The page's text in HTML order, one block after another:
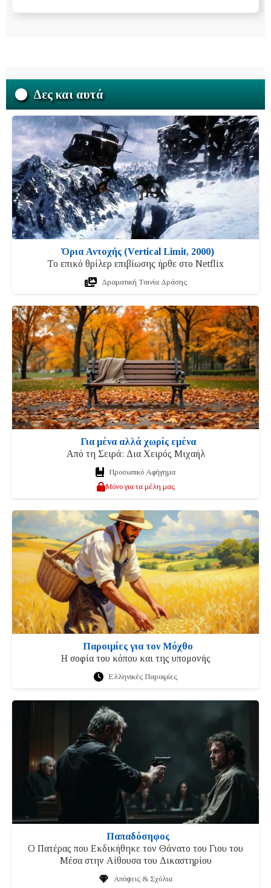
Δες και αυτά
Όρια Αντοχής (Vertical Limit, 2000)
Το επικό θρίλερ επιβίωσης ήρθε στο Netflix
Δραματική Ταινία Δράσης
Για μένα αλλά χωρίς εμένα
Από τη Σειρά: Δια Χειρός Μιχαήλ
Προσωπικό Αφήγημα
Μόνο για τα μέλη μας
Παροιμίες για τον Μόχθο
Η σοφία του κόπου και της υπομονής
Ελληνικές Παροιμίες
Παπαδόσηφος
Ο Πατέρας που Εκδικήθηκε τον Θάνατο του Γιου του
Μέσα στην Αίθουσα του Δικαστηρίου
Απόψεις & Σχόλια